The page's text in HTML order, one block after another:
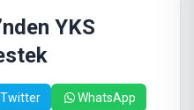
YKS
Twitter WhatsApp